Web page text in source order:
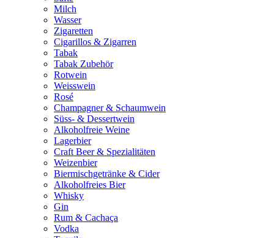
Milch
Wasser
Zigaretten
Cigarillos & Zigarren
Tabak
Tabak Zubehör
Rotwein
Weisswein
Rosé
Champagner & Schaumwein
Süss- & Dessertwein
Alkoholfreie Weine
Lagerbier
Craft Beer & Spezialitäten
Weizenbier
Biermischgetränke & Cider
Alkoholfreies Bier
Whisky
Gin
Rum & Cachaça
Vodka